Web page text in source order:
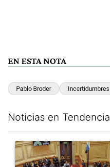
EN ESTA NOTA
Pablo Broder Incertidumbres
Noticias en Tendencia
Un artículo de tendencia con